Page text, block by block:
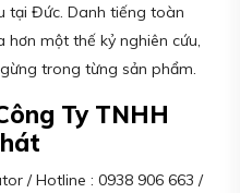
tại Đức. Danh tiếng toàn
một thế kỷ nghiên cứu,
trong từng sản phẩm.
Ty TNHH
/ Hotline : 0938 906 663 /